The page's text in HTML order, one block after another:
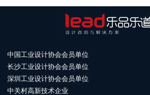
中国工业设计协会会员单位
长沙工业设计协会会员单位
深圳工业设计协会会员单位
中关村高新技术企业